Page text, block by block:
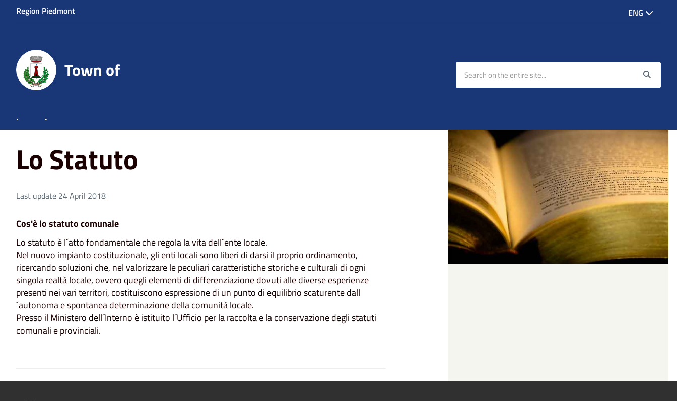
Region Piedmont ENG
Town of
. .
Lo Statuto
Last update 24 April 2018
Cos'è lo statuto comunale
Lo statuto è l´atto fondamentale che regola la vita dell´ente locale.
Nel nuovo impianto costituzionale, gli enti locali sono liberi di darsi il proprio ordinamento,
ricercando soluzioni che, nel valorizzare le peculiari caratteristiche storiche e culturali di ogni
singola realtà locale, ovvero quegli elementi di differenziazione dovuti alle diverse esperienze
presenti nei vari territori, costituiscono espressione di un punto di equilibrio scaturente dall
´autonoma e spontanea determinazione della comunità locale.
Presso il Ministero dell´Interno è istituito l´Ufficio per la raccolta e la conservazione degli statuti
comunali e provinciali.